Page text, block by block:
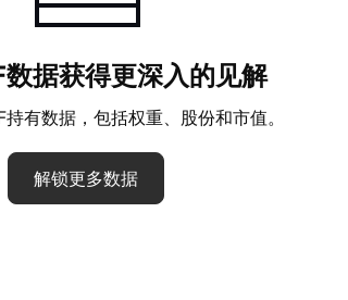
据获得更深入的见解
有数据，包括权重、股份和市值。
解锁更多数据